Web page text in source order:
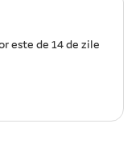
este de 14 de zile